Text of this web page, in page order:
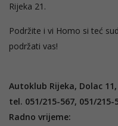
Rijeka 21.
Podržite i vi Homo si teć
podržati vas!
Autoklub Rijeka, Dolac 11,
tel. 051/215-567, 051/215-
Radno vrijeme: